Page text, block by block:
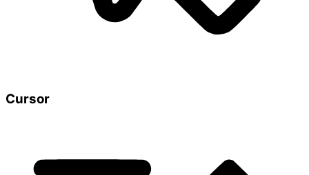
Cursor